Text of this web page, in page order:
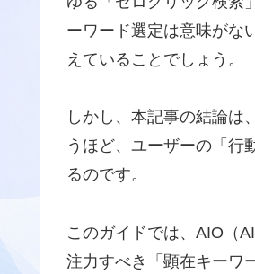
ーワード選定は意味がな
えていることでしょう。
しかし、本記事の結論は
うほど、ユーザーの「行
るのです。
このガイドでは、AIO（
注力すべき「顕在キーワ